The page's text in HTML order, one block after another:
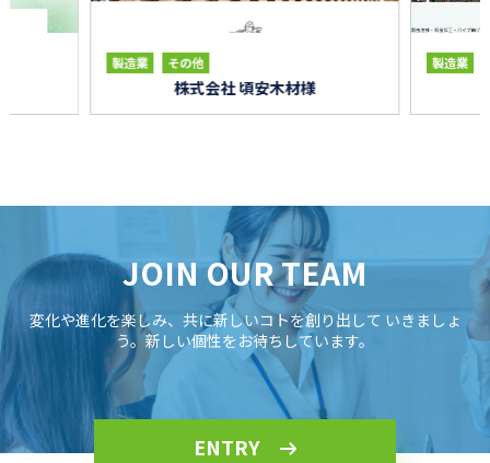
製造業 その他
株式会社 頃安木材様
製造業
JOIN OUR TEAM
変化や進化を楽しみ、共に新しいコトを創り出して いきましょ
う。新しい個性をお待ちしています。
ENTRY